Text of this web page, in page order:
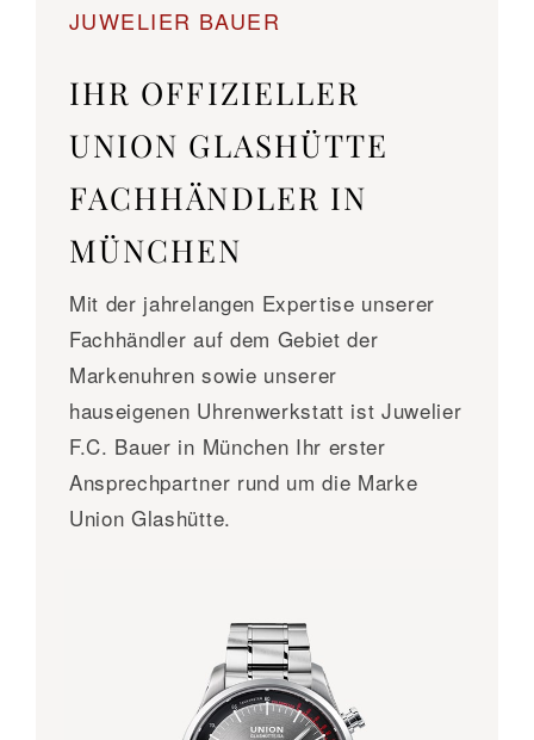
JUWELIER BAUER
IHR OFFIZIELLER
UNION GLASHÜTTE
FACHHÄNDLER IN
MÜNCHEN
Mit der jahrelangen Expertise unserer
Fachhändler auf dem Gebiet der
Markenuhren sowie unserer
hauseigenen Uhrenwerkstatt ist Juwelier
F.C. Bauer in München Ihr erster
Ansprechpartner rund um die Marke
Union Glashütte.